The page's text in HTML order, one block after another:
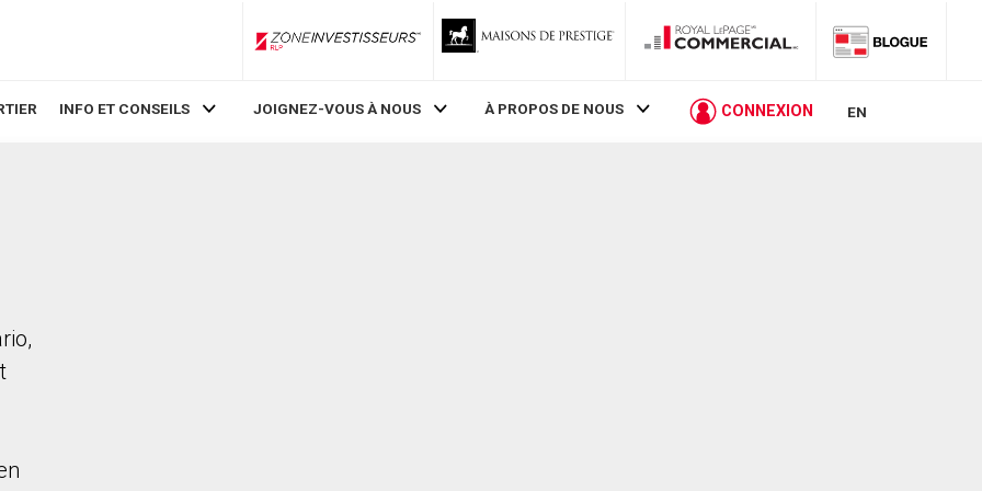
ZoneInvestisseurs RLP
INFO ET CONSEILS JOIGNEZ-VOUS À NOUS À PROPOS DE NOUS CONNEXION EN